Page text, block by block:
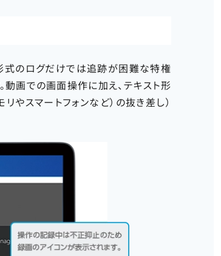
式のログだけでは追跡が困難な特権
動画での画面操作に加え、テキスト形
やスマートフォンなど）の抜き差し）